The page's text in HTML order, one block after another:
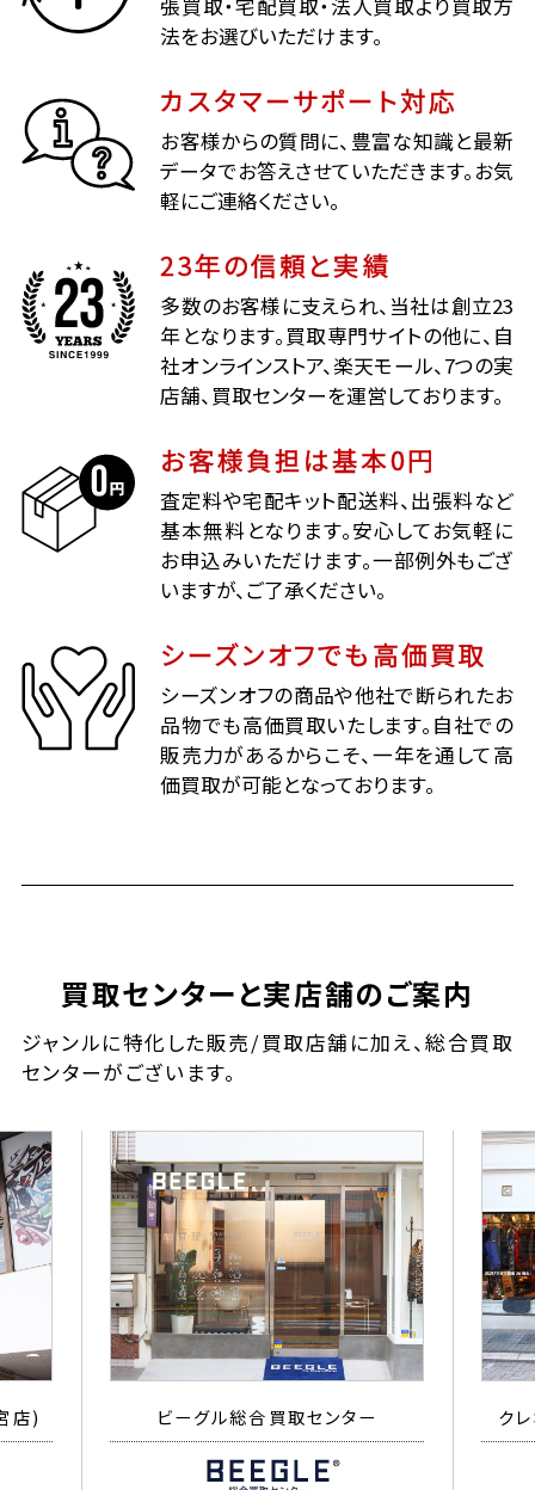
張買取・宅配買取・法人買取より買取方
法をお選びいただけます。
カスタマーサポート対応
お客様からの質問に、豊富な知識と最新
データでお答えさせていただきます。お気
軽にご連絡ください。
23年の信頼と実績
多数のお客様に支えられ、当社は創立23
年となります。買取専門サイトの他に、自
社オンラインストア、楽天モール、7つの実
店舗、買取センターを運営しております。
お客様負担は基本0円
査定料や宅配キット配送料、出張料など
基本無料となります。安心してお気軽に
お申込みいただけます。一部例外もござ
いますが、ご了承ください。
シーズンオフでも高価買取
シーズンオフの商品や他社で断られたお
品物でも高価買取いたします。自社での
販売力があるからこそ、一年を通して高
価買取が可能となっております。
買取センターと実店舗のご案内
ジャンルに特化した販売/買取店舗に加え、総合買取
センターがございます。
店) ビーグル総合買取センター ク